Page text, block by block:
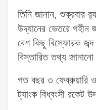
তিনি জানান, শুক্রবার
উদ্যানের ভেতরে গহীন
বেশ কিছু বিস্ফোরক
বিস্তারিত তথ্য
গত বছর ৩ ফেব্রুয়ারি
ট্যাংক বিধ্বংসী রকেট